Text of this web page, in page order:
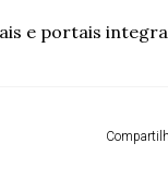
e portais